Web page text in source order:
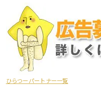
ひらつーパートナー一覧